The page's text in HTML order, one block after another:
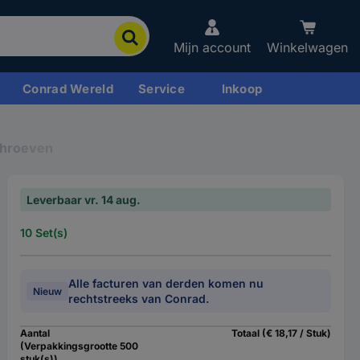
Mijn account Winkelwagen
Conrad Wereld Service Inkoop
Leverbaar vr. 14 aug.
10 Set(s)
Nieuw
Alle facturen van derden komen nu
rechtstreeks van Conrad.
Aantal
(Verpakkingsgrootte 500
Totaal (€ 18,17 / Stuk)